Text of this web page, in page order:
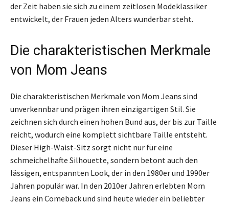
der Zeit haben sie sich zu einem zeitlosen Modeklassiker
entwickelt, der Frauen jeden Alters wunderbar steht.
Die charakteristischen Merkmale
von Mom Jeans
Die charakteristischen Merkmale von Mom Jeans sind
unverkennbar und prägen ihren einzigartigen Stil. Sie
zeichnen sich durch einen hohen Bund aus, der bis zur Taille
reicht, wodurch eine komplett sichtbare Taille entsteht.
Dieser High-Waist-Sitz sorgt nicht nur für eine
schmeichelhafte Silhouette, sondern betont auch den
lässigen, entspannten Look, der in den 1980er und 1990er
Jahren populär war. In den 2010er Jahren erlebten Mom
Jeans ein Comeback und sind heute wieder ein beliebter